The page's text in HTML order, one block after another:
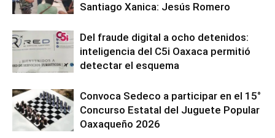
Santiago Xanica: Jesús Romero
Del fraude digital a ocho detenidos:
inteligencia del C5i Oaxaca permitió
detectar el esquema
Convoca Sedeco a participar en el 15°
Concurso Estatal del Juguete Popular
Oaxaqueño 2026